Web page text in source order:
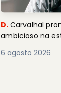
D. Carvalhal
ambicioso na
6 agosto 2026